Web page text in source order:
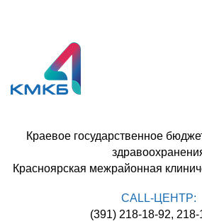
CALL-ЦЕНТР:
(391) 218-18-92, 218-
Краевое государственное
Красноярская межрайонная